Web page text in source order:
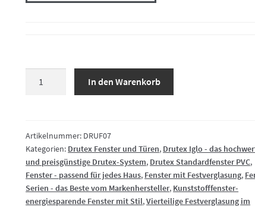
Kunststoff
(2
x
2)
Menge
In den Warenkorb
Artikelnummer: DRUF07
Kategorien: Drutex Fenster und Türen, Drutex Iglo - das
und preisgünstige Drutex-System, Drutex Standardfenster PVC,
Fenster - passend für jedes Haus, Fenster mit Festverglasung,
Serien - das Beste vom Markenhersteller, Kunststofffenster-
energiesparende Fenster mit Stil,Vierteilige Festverglasung im